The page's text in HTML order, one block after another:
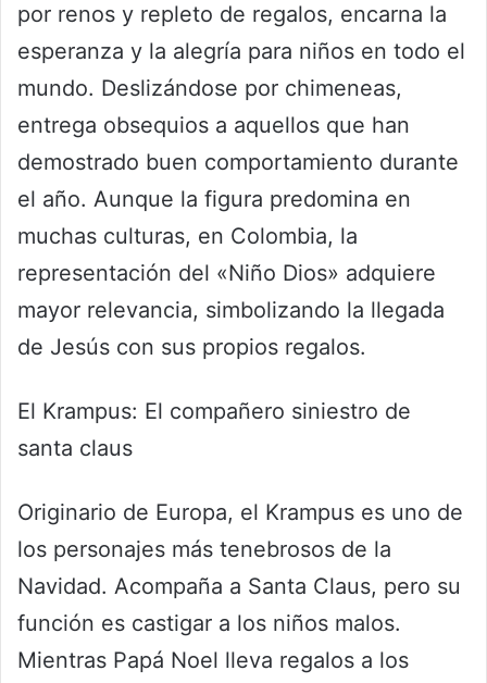
por renos y repleto de regalos, encarna la
esperanza y la alegría para niños en todo el
mundo. Deslizándose por chimeneas,
entrega obsequios a aquellos que han
demostrado buen comportamiento durante
el año. Aunque la figura predomina en
muchas culturas, en Colombia, la
representación del «Niño Dios» adquiere
mayor relevancia, simbolizando la llegada
de Jesús con sus propios regalos.
El Krampus: El compañero siniestro de
santa claus
Originario de Europa, el Krampus es uno de
los personajes más tenebrosos de la
Navidad. Acompaña a Santa Claus, pero su
función es castigar a los niños malos.
Mientras Papá Noel lleva regalos a los